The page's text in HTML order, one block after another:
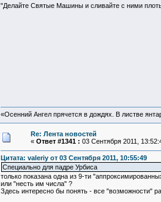
"Делайте Святые Машины и сливайте с ними
«Осенний Ангел прячется в дождях. В листве
Re: Лента новостей
« Ответ #1341 : 03 Сентября 2011,
Цитата: valeriy от 03 Сентября 2011, 10:55:49
Специально для падре Урбиса
только показана одна из 9-ти
или "несть им числа" ?
Здесь интересно бы понять - все "возможности"